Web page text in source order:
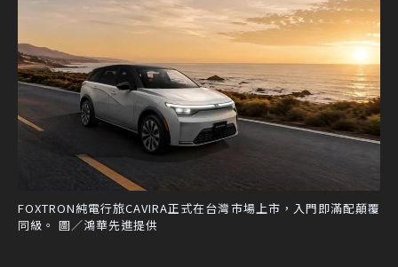
FOXTRON純電行旅CAVIRA正式在台灣市場上市，入門即滿配顛覆
同級。 圖／鴻華先進提供